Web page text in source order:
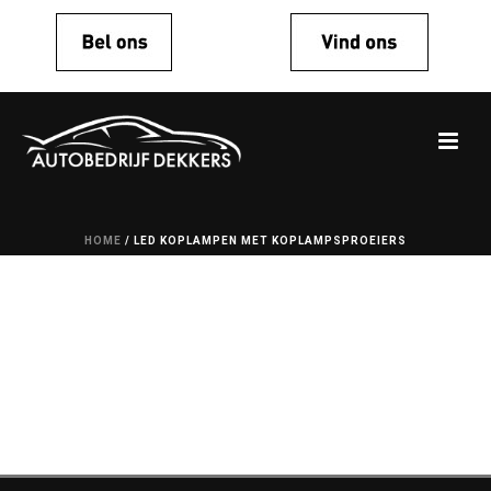
HOME / LED KOPLAMPEN MET KOPLAMPSPROEIERS